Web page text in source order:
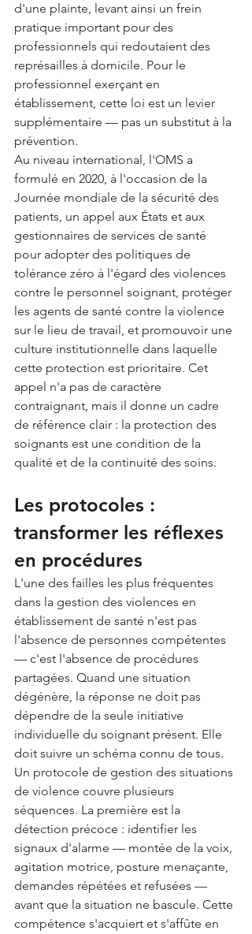
d'une plainte, levant ainsi un frein
pratique important pour des
professionnels qui redoutaient des
représailles à domicile. Pour le
professionnel exerçant en
établissement, cette loi est un levier
supplémentaire — pas un substitut à la
prévention.
Au niveau international, l'OMS a
formulé en 2020, à l'occasion de la
Journée mondiale de la sécurité des
patients, un appel aux États et aux
gestionnaires de services de santé
pour adopter des politiques de
tolérance zéro à l'égard des violences
contre le personnel soignant, protéger
les agents de santé contre la violence
sur le lieu de travail, et promouvoir une
culture institutionnelle dans laquelle
cette protection est prioritaire. Cet
appel n'a pas de caractère
contraignant, mais il donne un cadre
de référence clair : la protection des
soignants est une condition de la
qualité et de la continuité des soins.
Les protocoles :
transformer les réflexes
en procédures
L'une des failles les plus fréquentes
dans la gestion des violences en
établissement de santé n'est pas
l'absence de personnes compétentes
— c'est l'absence de procédures
partagées. Quand une situation
dégénère, la réponse ne doit pas
dépendre de la seule initiative
individuelle du soignant présent. Elle
doit suivre un schéma connu de tous.
Un protocole de gestion des situations
de violence couvre plusieurs
séquences. La première est la
détection précoce : identifier les
signaux d'alarme — montée de la voix,
agitation motrice, posture menaçante,
demandes répétées et refusées —
avant que la situation ne bascule. Cette
compétence s'acquiert et s'affûte en